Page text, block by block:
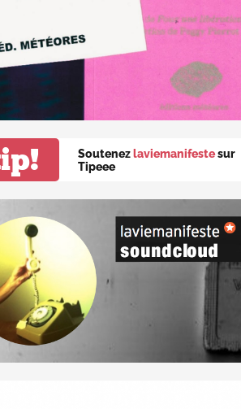
Soutenez laviemanifestesur
Tipeee